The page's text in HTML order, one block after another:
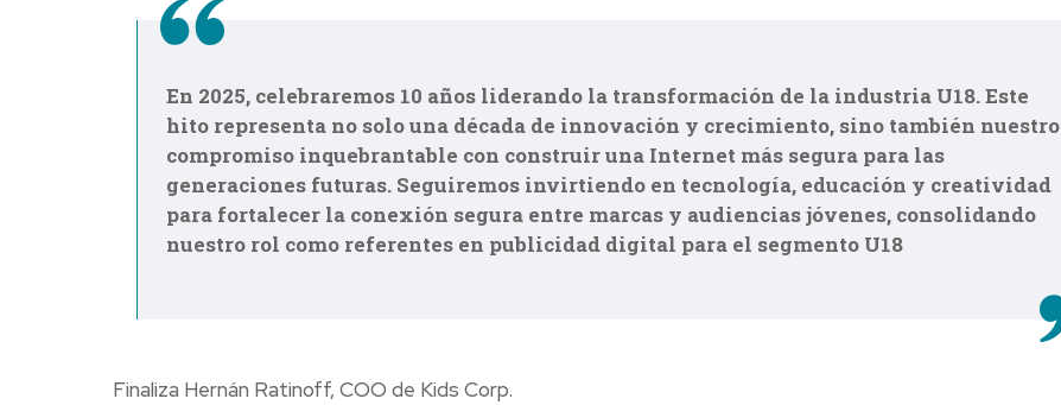
En 2025, celebraremos 10 años liderando la transformación de la industria U18. Este
hito representa no solo una década de innovación y crecimiento, sino también nuestro
compromiso inquebrantable con construir una Internet más segura para las
generaciones futuras. Seguiremos invirtiendo en tecnología, educación y creatividad
para fortalecer la conexión segura entre marcas y audiencias jóvenes, consolidando
nuestro rol como referentes en publicidad digital para el segmento U18
Finaliza Hernán Ratinoff, COO de Kids Corp.